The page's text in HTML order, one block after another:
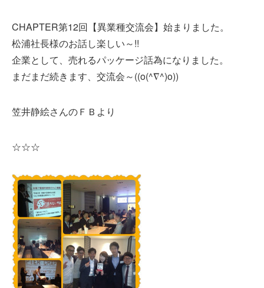
CHAPTER第12回【異業種交流会】始まりました。
松浦社長様のお話し楽しい～!!
企業として、売れるパッケージ話為になりました。
まだまだ続きます、交流会～((o(^∇^)o))
笠井静絵さんのＦＢより
☆☆☆